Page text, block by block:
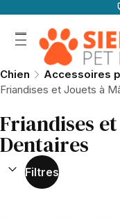
Chien
Accessoires
Friandises et Jouets à
Friandises
Dentaires
TRIER PAR :
Filtres